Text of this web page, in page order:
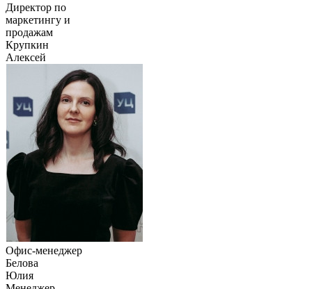
Директор по
маркетингу и
продажам
Крупкин
Алексей
Офис-менеджер
Белова
Юлия